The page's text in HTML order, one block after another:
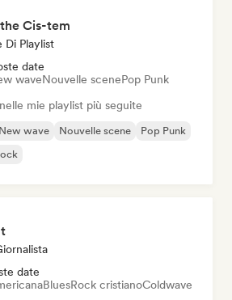
Cis-tem
Di Playlist
date
waveNouvelle scenePop Punk
mie playlist più seguite
New wave Nouvelle scene
Pop Punk
date
BluesRock cristianoColdwave